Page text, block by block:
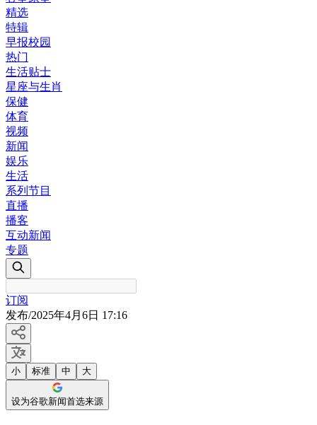
精选
特辑
早报校园
热门
生活贴士
星座与生肖
保健
体育
视频
新闻
娱乐
生活
系列节目
直播
播客
互动新闻
专题
订阅
发布/2025年4月6日 17:16
小 标准 中 大
设为谷歌新闻首选来源